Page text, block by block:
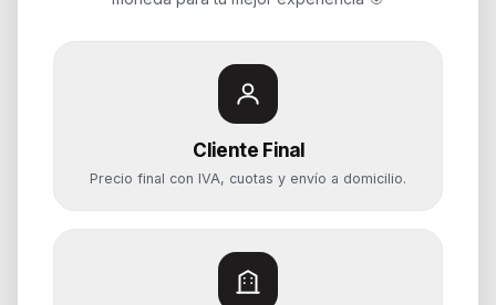
Cliente Final
Precio final con IVA, cuotas y envío a domicilio.
Categorías
Notebooks
Computadoras y PCs
Componentes
Almacenamiento
Monitores y Pantallas